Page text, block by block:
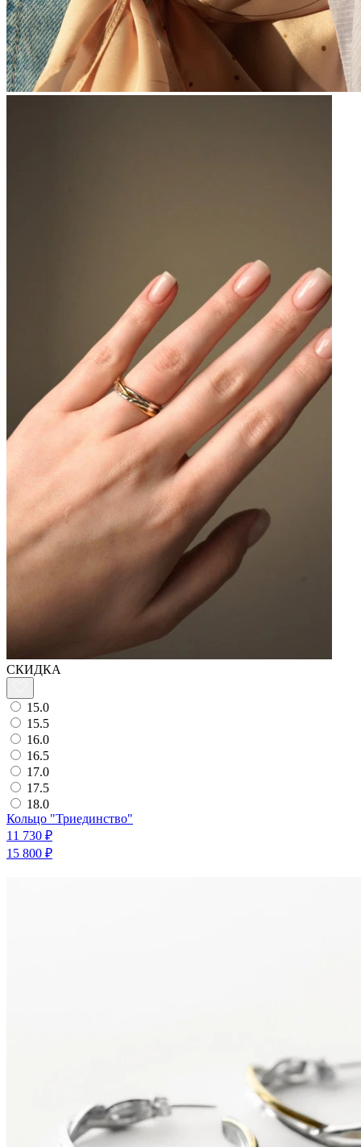
СКИДКА
15.0
15.5
16.0
16.5
17.0
17.5
18.0
Кольцо "Триединство"
11 730 ₽
15 800 ₽